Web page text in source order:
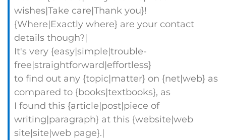
wishes|Take care|Thank you}!
{Where|Exactly where} are your contact
details though?|
It's very {easy|simple|trouble-
free|straightforward|effortless}
to find out any {topic|matter} on {net|web} as
compared to {books|textbooks}, as
I found this {article|post|piece of
writing|paragraph} at this {website|web
site|site|web page}.|